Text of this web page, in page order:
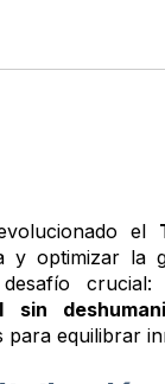
el
y optimizar la
sin
para equilibrar